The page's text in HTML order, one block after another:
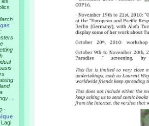
:
Lagi